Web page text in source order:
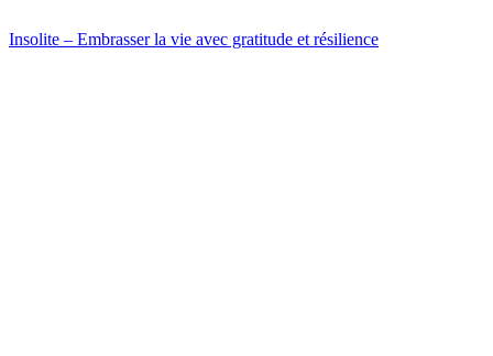
Insolite – Embrasser la vie avec gratitude et résilience